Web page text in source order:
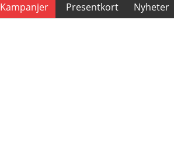
Kampanjer Presentkort Nyheter